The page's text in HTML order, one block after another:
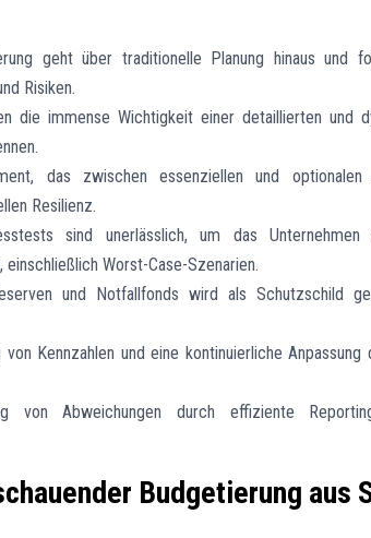
geht über traditionelle Planung hinaus und
Risiken.
die immense Wichtigkeit einer detaillierten und
das zwischen essenziellen und
Resilienz.
sind unerlässlich, um das
einschließlich Worst-Case-Szenarien.
und Notfallfonds wird als Schutzschild
von Kennzahlen und eine kontinuierliche
von Abweichungen durch effiziente
Budgetierung aus